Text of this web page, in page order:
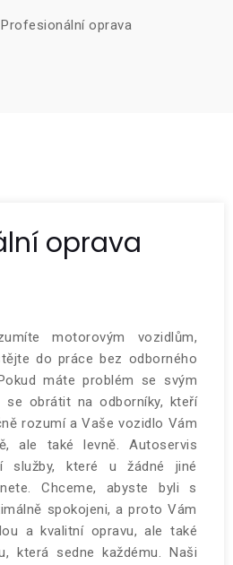
Profesionální oprava
oprava
motorovým vozidlům,
do práce bez odborného
máte problém se svým
se obrátit na odborníky, kteří
rozumí a Vaše vozidlo Vám
ale také levně. Autoservis
služby, které u žádné jiné
Chceme, abyste byli s
spokojeni, a proto Vám
a kvalitní opravu, ale také
která sedne každému. Naši